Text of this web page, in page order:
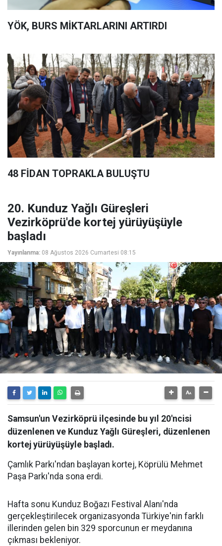
YÖK, BURS MİKTARLARINI ARTIRDI
48 FİDAN TOPRAKLA BULUŞTU
20. Kunduz Yağlı Güreşleri
Vezirköprü'de kortej yürüyüşüyle
başladı
Yayınlanma: 08 Ağustos 2026 Cumartesi 08:15
Samsun'un Vezirköprü ilçesinde bu yıl 20'ncisi
düzenlenen ve Kunduz Yağlı Güreşleri, düzenlenen
kortej yürüyüşüyle başladı.
Çamlık Parkı'ndan başlayan kortej, Köprülü Mehmet
Paşa Parkı'nda sona erdi.
Hafta sonu Kunduz Boğazı Festival Alanı'nda
gerçekleştirilecek organizasyonda Türkiye'nin farklı
illerinden gelen bin 329 sporcunun er meydanına
çıkması bekleniyor.